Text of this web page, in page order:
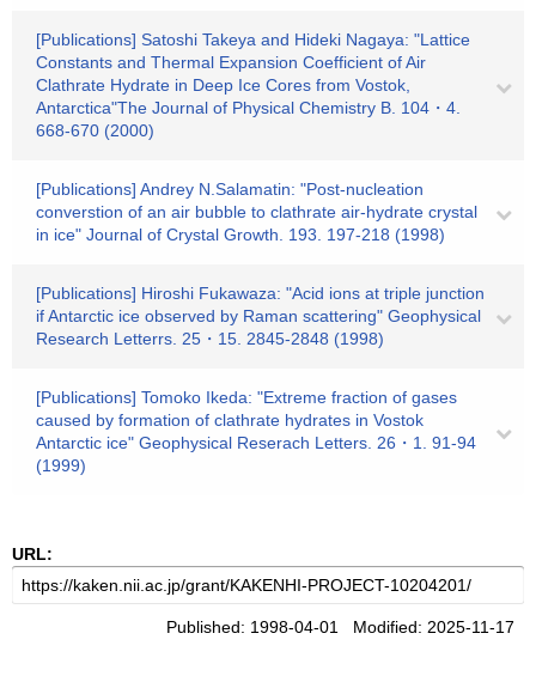
[Publications] Satoshi Takeya and Hideki Nagaya: "Lattice
Constants and Thermal Expansion Coefficient of Air
Clathrate Hydrate in Deep Ice Cores from Vostok,
Antarctica"The Journal of Physical Chemistry B. 104・4.
668-670 (2000)
[Publications] Andrey N.Salamatin: "Post-nucleation
converstion of an air bubble to clathrate air-hydrate crystal
in ice" Journal of Crystal Growth. 193. 197-218 (1998)
[Publications] Hiroshi Fukawaza: "Acid ions at triple junction
if Antarctic ice observed by Raman scattering" Geophysical
Research Letterrs. 25・15. 2845-2848 (1998)
[Publications] Tomoko Ikeda: "Extreme fraction of gases
caused by formation of clathrate hydrates in Vostok
Antarctic ice" Geophysical Reserach Letters. 26・1. 91-94
(1999)
URL:
Published: 1998-04-01 Modified: 2025-11-17